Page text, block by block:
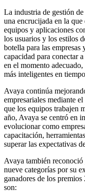
La industria de gestión
una encrucijada en la
equipos y aplicaciones
los usuarios y los estilos
botella para las
capacidad para conectar
en el momento
más inteligentes en
Avaya continúa
empresariales mediante
que los equipos trabajen
año, Avaya se centró en
evolucionar como
capacitación,
superar las expectativas
Avaya también
nueve categorías por su
ganadores de los
son: